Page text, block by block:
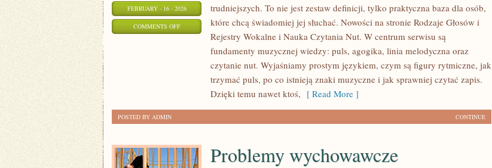
FEBRUARY - 16 - 2026
COMMENTS OFFON
trudniejszych. To nie jest zestaw definicji, tylko praktyczna baza dla osób,
które chcą świadomiej jej słuchać. Nowości na stronie Rodzaje Głosów i
Rejestry Wokalne i Nauka Czytania Nut. W centrum serwisu są
fundamenty muzycznej wiedzy: puls, agogika, linia melodyczna oraz
czytanie nut. Wyjaśniamy prostym językiem, czym są figury rytmiczne, jak
trzymać puls, po co istnieją znaki muzyczne i jak sprawniej czytać zapis.
Dzięki temu nawet ktoś, [ Read More ]
CONTINUE
POSTED BY ADMIN
Problemy wychowawcze